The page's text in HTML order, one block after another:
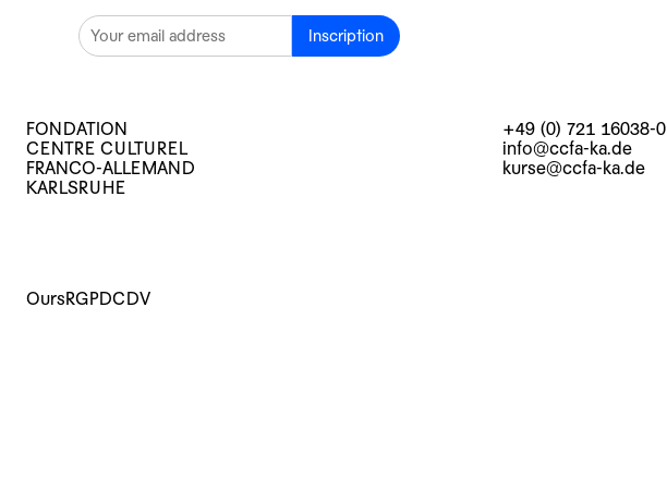
Inscription
FONDATION
CENTRE CULTUREL
FRANCO-ALLEMAND
KARLSRUHE
+49 (0) 721 16038-0
info@ccfa-ka.de
kurse@ccfa-ka.de
OursRGPDCDV